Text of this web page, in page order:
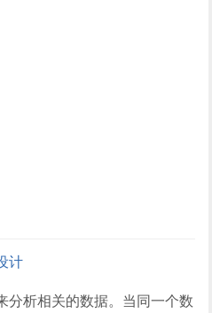
计
分析相关的数据。当同一个数